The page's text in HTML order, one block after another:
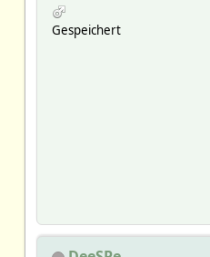
Gespeichert